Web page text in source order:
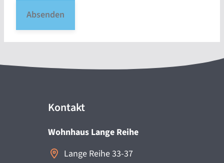
Absenden
Kontakt
Wohnhaus Lange Reihe
Lange Reihe 33-37